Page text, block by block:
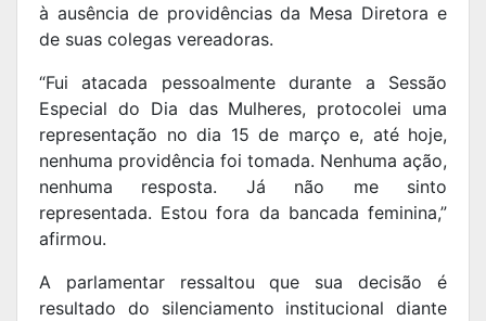
à ausência de providências da Mesa Diretora e
de suas colegas vereadoras.
“Fui atacada pessoalmente durante a Sessão
Especial do Dia das Mulheres, protocolei uma
representação no dia 15 de março e, até hoje,
nenhuma providência foi tomada. Nenhuma ação,
nenhuma resposta. Já não me sinto
representada. Estou fora da bancada feminina,”
afirmou.
A parlamentar ressaltou que sua decisão é
resultado do silenciamento institucional diante